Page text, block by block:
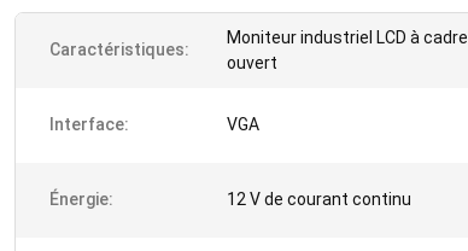
Caractéristiques:
Moniteur industriel LCD à cadre
ouvert
Interface: VGA
Énergie: 12 V de courant continu